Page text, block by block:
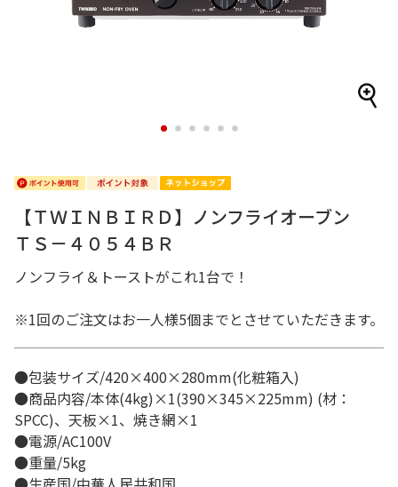
1 2 3 4 5 6
【ＴＷＩＮＢＩＲＤ】ノンフライオーブン
ＴＳ－４０５４ＢＲ
ノンフライ＆トーストがこれ1台で！
※1回のご注文はお一人様5個までとさせていただきます。
●包装サイズ/420×400×280mm(化粧箱入)
●商品内容/本体(4kg)×1(390×345×225mm) (材：
SPCC)、天板×1、焼き網×1
●電源/AC100V
●重量/5kg